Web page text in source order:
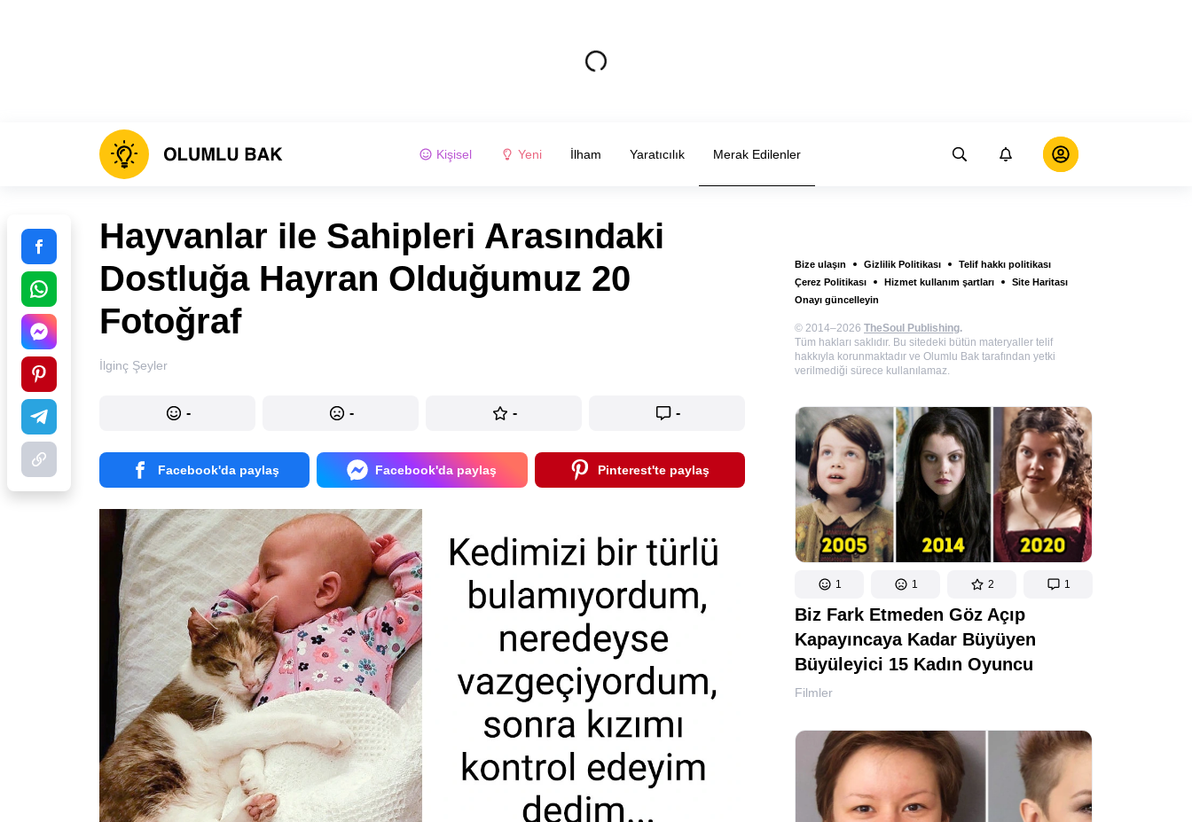
Kişisel Yeni İlham Yaratıcılık Merak Edilenler
Bize ulaşın Gizlilik Politikası
Telif hakkı politikası
Çerez Politikası
Hizmet kullanım şartları
Site Haritası
Onayı güncelleyin
© 2014–2026 TheSoul Publishing.
Tüm hakları saklıdır. Bu sitedeki bütün materyaller telif
hakkıyla korunmaktadır ve Olumlu Bak tarafından yetki
verilmediği sürece kullanılamaz.
1 1 2 1
Biz Fark Etmeden Göz Açıp
Kapayıncaya Kadar Büyüyen
Büyüleyici 15 Kadın Oyuncu
Filmler
Hayvanlar ile Sahipleri Arasındaki
Dostluğa Hayran Olduğumuz 20
Fotoğraf
İlginç Şeyler
- - - -
Facebook'da paylaş Facebook'da paylaş Pinterest'te paylaş